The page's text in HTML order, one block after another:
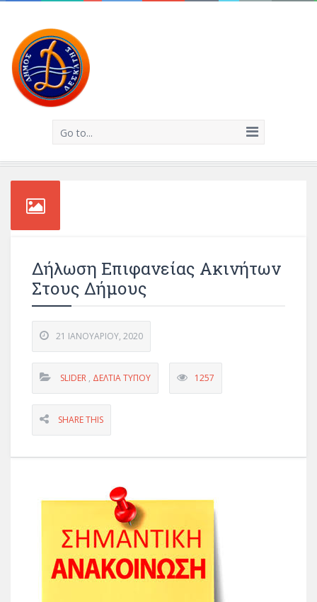
Go to...
Δήλωση Επιφανείας Ακινήτων
Στους Δήμους
21 ΙΑΝΟΥΑΡΊΟΥ, 2020
SLIDER , ΔΕΛΤΊΑ ΤΎΠΟΥ 1257
SHARE THIS